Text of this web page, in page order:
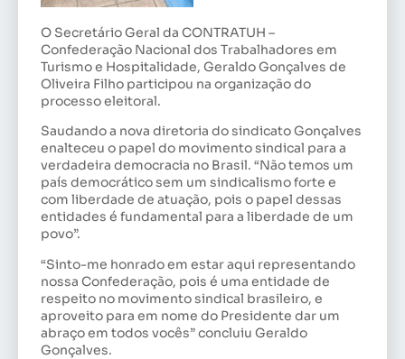
O Secretário Geral da CONTRATUH –
Confederação Nacional dos Trabalhadores em
Turismo e Hospitalidade, Geraldo Gonçalves de
Oliveira Filho participou na organização do
processo eleitoral.
Saudando a nova diretoria do sindicato Gonçalves
enalteceu o papel do movimento sindical para a
verdadeira democracia no Brasil. “Não temos um
país democrático sem um sindicalismo forte e
com liberdade de atuação, pois o papel dessas
entidades é fundamental para a liberdade de um
povo”.
“Sinto-me honrado em estar aqui representando
nossa Confederação, pois é uma entidade de
respeito no movimento sindical brasileiro, e
aproveito para em nome do Presidente dar um
abraço em todos vocês” concluiu Geraldo
Gonçalves.